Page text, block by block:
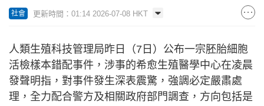
社會 更新時間：01:14 2026-07-08 HKT
人類生殖科技管理局昨日（7日）公布一宗胚胎細胞
活檢樣本錯配事件，涉事的希愈生殖醫學中心在凌晨
發聲明指，對事件發生深表震驚，強調必定嚴肅處
理，全力配合警方及相關政府部門調查，方向包括是